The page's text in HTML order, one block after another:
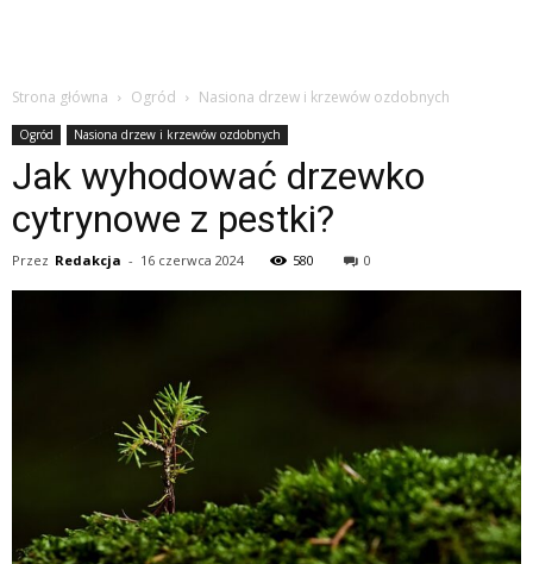
Strona główna Ogród Nasiona drzew i krzewów ozdobnych
Ogród Nasiona drzew i krzewów ozdobnych
Jak wyhodować drzewko
cytrynowe z pestki?
Przez Redakcja - 16 czerwca 2024 580 0